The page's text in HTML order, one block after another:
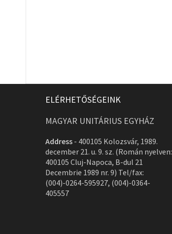
ELÉRHETŐSÉGEINK
MAGYAR UNITÁRIUS EGYHÁZ
Address - 400105 Kolozsvár, 1989.
december 21. u. 9. sz. (Román nyelven:
400105 Cluj-Napoca, B-dul 21
Decembrie 1989 nr. 9) Tel/fax:
(004)-0264-595927, (004)-0364-
405557